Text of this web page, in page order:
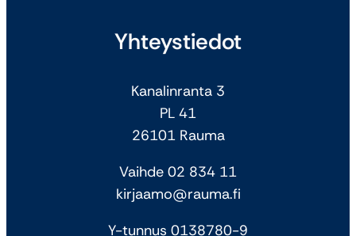
Yhteystiedot
Kanalinranta 3
PL 41
26101 Rauma
Vaihde 02 834 11
kirjaamo@rauma.fi
Y-tunnus 0138780-9